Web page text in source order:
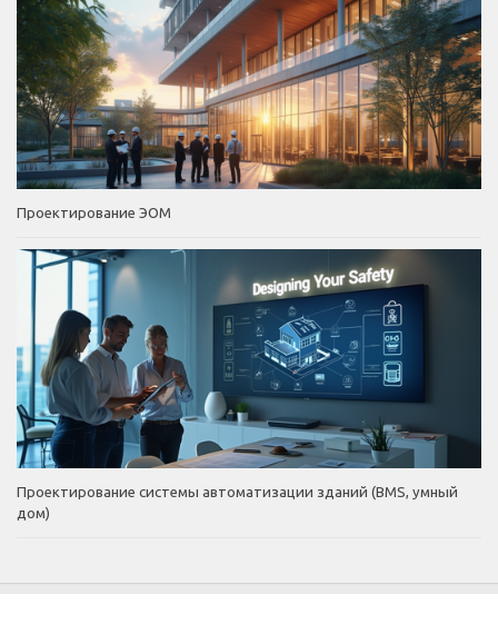
Проектирование ЭОМ
Проектирование системы автоматизации зданий (BMS, умный
дом)